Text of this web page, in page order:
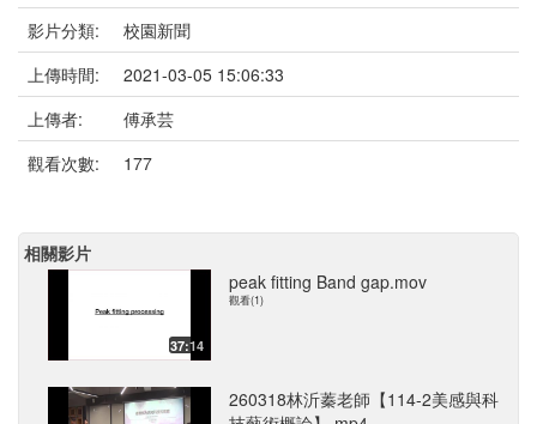
影片分類:
校園新聞
上傳時間:
2021-03-05 15:06:33
上傳者:
傅承芸
觀看次數:
177
相關影片
37:14
peak fitting Band gap.mov
觀看(1)
260318林沂蓁老師【114-2美感與科